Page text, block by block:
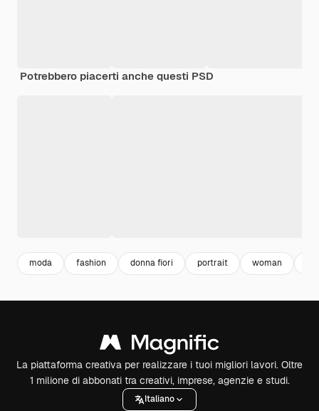
Potrebbero piacerti anche questi PSD
moda fashion donna fiori portrait woman
La piattaforma creativa per realizzare i tuoi migliori lavori. Oltre
1 milione di abbonati tra creativi, imprese, agenzie e studi.
Italiano